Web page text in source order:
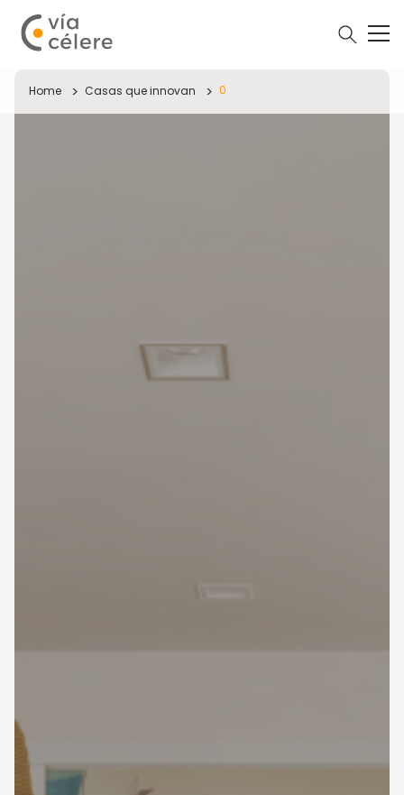
Home Casas que innovan 0